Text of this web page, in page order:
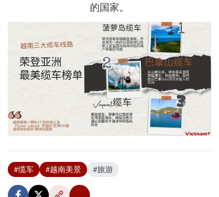
的国家。
#缆车 #越南美景 #旅游